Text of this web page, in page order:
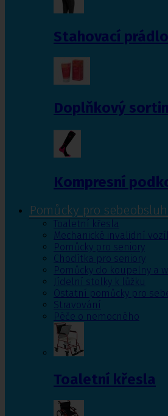
Stahovací prádlo
Doplňkový
Kompresní
Pomůcky pro
Toaletní křesla
Mechanické invalidní
Pomůcky pro seniory
Chodítka pro seniory
Pomůcky do koupelny a
Jídelní stolky k lůžku
Ostatní pomůcky pro
Stravování
Péče o nemocného
Toaletní křesla